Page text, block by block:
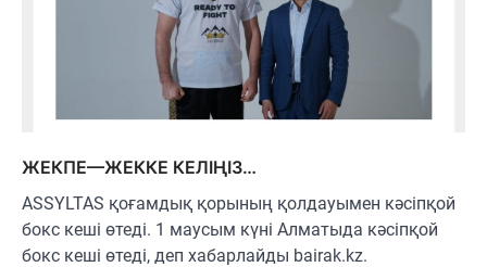
ЖЕКПЕ—ЖЕККЕ КЕЛІҢІЗ…
ASSYLTAS қоғамдық қорының қолдауымен кәсіпқой
бокс кеші өтеді. 1 маусым күні Алматыда кәсіпқой
бокс кеші өтеді, деп хабарлайды bairak.kz.